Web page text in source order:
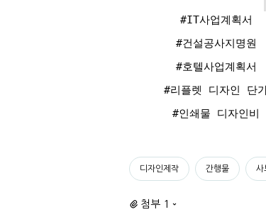
#IT사업계획서
#건설공사지명원
#호텔사업계획서
#리플렛 디자인 단
#인쇄물 디자인비
디자인제작 간행물 사
첨부 1